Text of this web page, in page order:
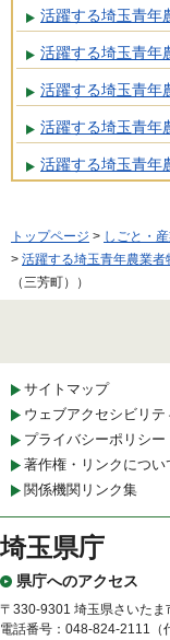
活躍する埼玉青年
活躍する埼玉青年
活躍する埼玉青年
活躍する埼玉青年
活躍する埼玉青年
トップページ > しごと・
> 活躍する埼玉青年農業者
（三芳町））
サイトマップ
ウェブアクセシビリテ
プライバシーポリシー
著作権・リンクについ
関係機関リンク集
埼玉県庁
県庁へのアクセス
〒330-9301 埼玉県さいた
電話番号：048-824-2111（